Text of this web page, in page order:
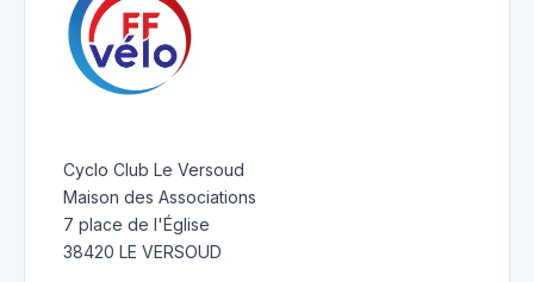
Cyclo Club Le Versoud
Maison des Associations
7 place de l'Église
38420 LE VERSOUD